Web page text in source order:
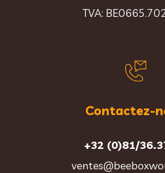
TVA:
Contactez-
+32 (0)81/